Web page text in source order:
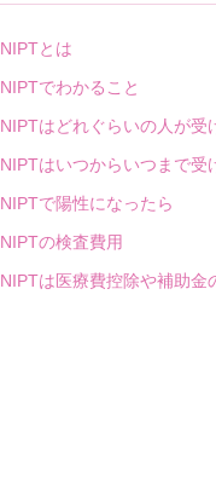
NIPTとは
NIPTでわかること
NIPTはどれぐらいの人が受
NIPTはいつからいつまで受
NIPTで陽性になったら
NIPTの検査費用
NIPTは医療費控除や補助金